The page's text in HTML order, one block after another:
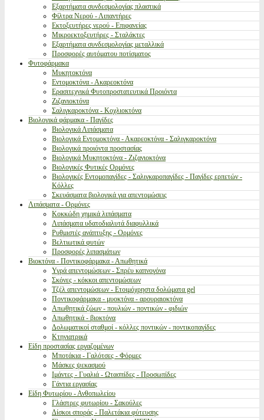
Εξαρτήματα συνδεσμολογίας πλαστικά
Φίλτρα Νερού - Λιπαντήρες
Εκτοξευτήρες νερού - Επιφανείας
Μικροεκτοξευτήρες - Σταλάκτες
Εξαρτήματα συνδεσμολογίας μεταλλικά
Προσφορές αυτόματου ποτίσματος
Φυτοφάρμακα
Μυκητοκτόνα
Εντομοκτόνα - Ακαρεοκτόνα
Ερασιτεχνικά Φυτοπροστατευτικά Προιόντα
Ζιζανιοκτόνα
Σαλιγκαροκτόνα - Κοχλιοκτόνα
Βιολογικά φάρμακα - Παγίδες
Βιολογικά Λιπάσματα
Βιολογικά Εντομοκτόνα - Ακαρεοκτόνα - Σαλιγκαροκτόνα
Βιολογικά προιόντα προστασίας
Βιολογικά Μυκητοκτόνα - Ζιζανιοκτόνα
Βιολογικές Φυτικές Ορμόνες
Βιολογικές Εντομοπαγίδες - Σαλιγκαροπαγίδες - Παγίδες ερπετών -
Κόλλες
Σκευάσματα βιολογικά για απεντομώσεις
Λιπάσματα - Ορμόνες
Κοκκώδη χημικά λιπάσματα
Λιπάσματα υδατοδιαλυτά διαφυλλικά
Ρυθμιστές ανάπτυξης - Ορμόνες
Βελτιωτικά φυτών
Προσφορές λιπασμάτων
Βιοκτόνα - Ποντικοφάρμακα - Απωθητικά
Υγρά απεντομώσεων - Σπρέυ καπνογόνα
Σκόνες - κόκκοι απεντομώσεων
Τζέλ απεντομώσεων - Ετοιμόχρηστα δολώματα gel
Ποντικοφάρμακα - μυοκτόνα - αρουραιοκτόνα
Απωθητικά ζώων - πουλιών - ποντικών - φιδιών
Απωθητικά - βιοκτόνα
Δολωματικοί σταθμοί - κόλλες ποντικών - ποντικοπαγίδες
Κτηνιατρικά
Είδη προστασίας εργαζομένων
Μποτάκια - Γαλότσες - Φόρμες
Μάσκες ψεκασμού
Ιμάντες - Γυαλιά - Ωτασπίδες - Προσωπίδες
Γάντια εργασίας
Είδη Φυτωρίου - Ανθοπωλείου
Γλάστρες φυτωρίου - Σακούλες
Δίσκοι σποράς - Παλετάκια φύτευσης